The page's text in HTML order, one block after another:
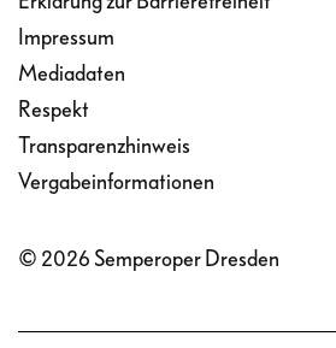
Impressum
Mediadaten
Respekt
Transparenzhinweis
Vergabeinformationen
© 2026 Semperoper Dresden